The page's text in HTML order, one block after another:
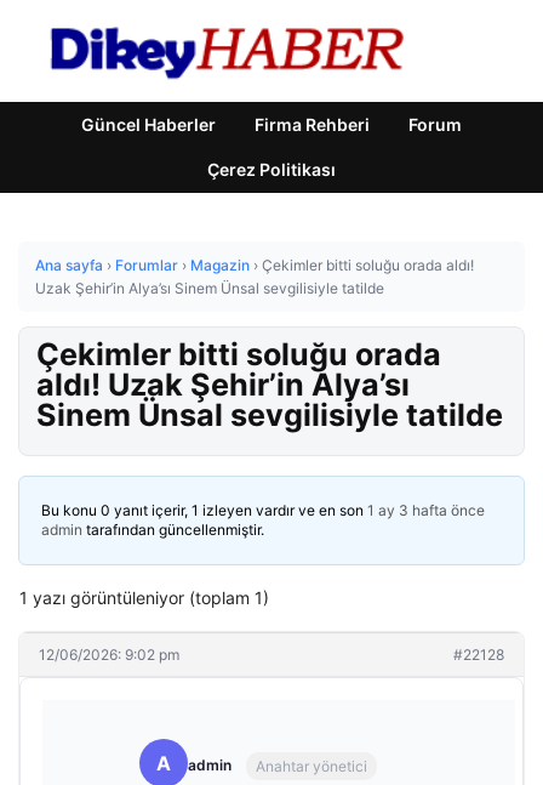
Güncel Haberler Firma Rehberi Forum
Çerez Politikası
Ana sayfa › Forumlar › Magazin › Çekimler bitti soluğu orada aldı!
Uzak Şehir’in Alya’sı Sinem Ünsal sevgilisiyle tatilde
Çekimler bitti soluğu orada
aldı! Uzak Şehir’in Alya’sı
Sinem Ünsal sevgilisiyle tatilde
Bu konu 0 yanıt içerir, 1 izleyen vardır ve en son 1 ay 3 hafta önce
admin tarafından güncellenmiştir.
1 yazı görüntüleniyor (toplam 1)
12/06/2026: 9:02 pm #22128
A admin Anahtar yönetici